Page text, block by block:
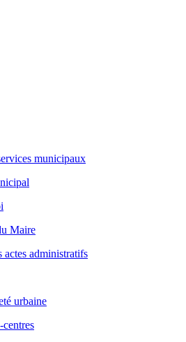
municipaux
Maire
actes administratifs
urbaine